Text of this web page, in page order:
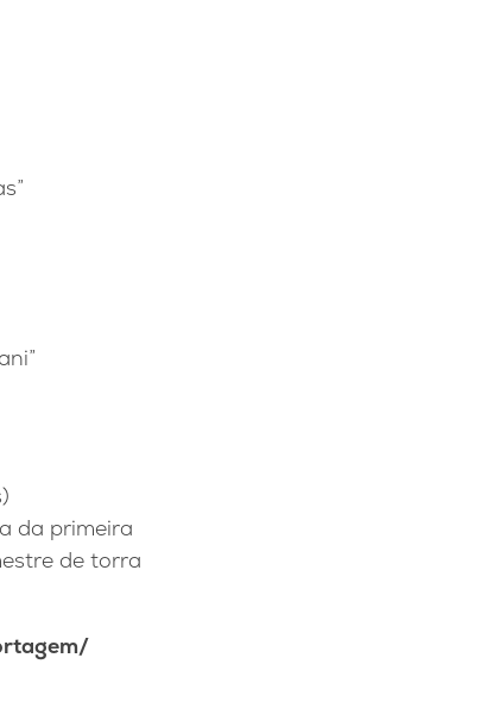
da primeira
de torra